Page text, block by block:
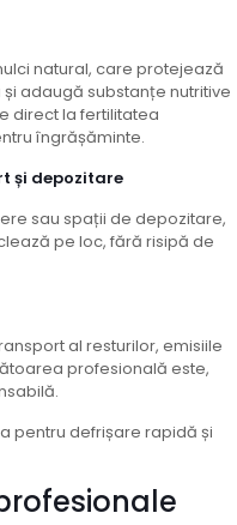
natural, care protejează
adaugă substanțe nutritive
direct la fertilitatea
îngrășăminte.
și depozitare
sau spații de depozitare,
pe loc, fără risipă de
al resturilor, emisiile
profesională este,